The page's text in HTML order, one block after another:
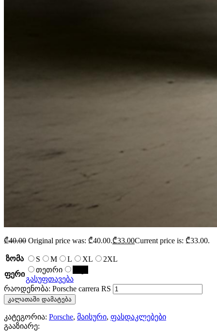
₾40.00 Original price was: ₾40.00.₾33.00Current price is: ₾33.00.
ზომა S M L XL
2XL
ფერი
თეთრი
გასუფთავება
რაოდენობა: Porsche carrera RS
კალათაში დამატება
კატეგორია: Porsche, მაისური, ფასდაკლებები
გააზიარე: